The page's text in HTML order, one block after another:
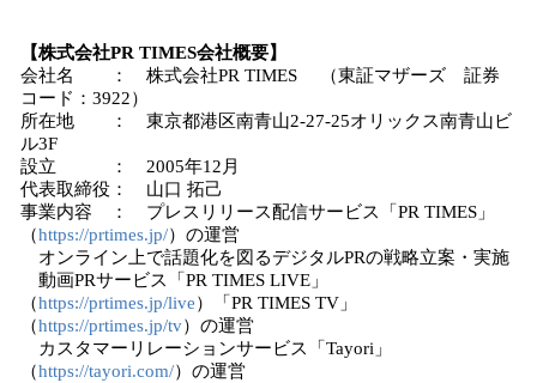
【株式会社PR TIMES会社概要】
会社名 ： 株式会社PR TIMES （東証マザーズ 証券
コード：3922）
所在地 ： 東京都港区南青山2-27-25オリックス南青山ビ
ル3F
設立 ： 2005年12月
代表取締役： 山口 拓己
事業内容 ： プレスリリース配信サービス「PR TIMES」
（https://prtimes.jp/）の運営
オンライン上で話題化を図るデジタルPRの戦略立案・実施
動画PRサービス「PR TIMES LIVE」
（https://prtimes.jp/live）「PR TIMES TV」
（https://prtimes.jp/tv）の運営
カスタマーリレーションサービス「Tayori」
（https://tayori.com/）の運営